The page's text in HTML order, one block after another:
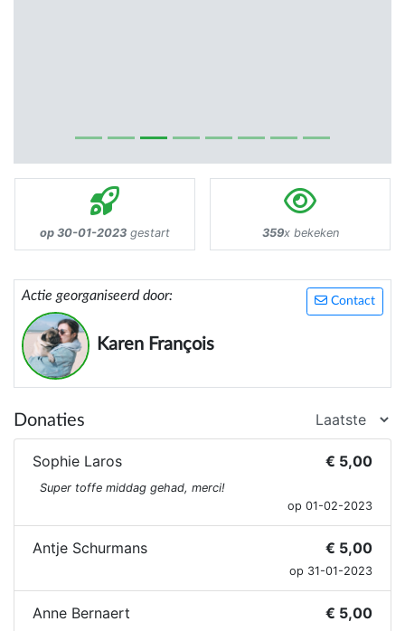
op 30-01-2023 gestart 359x bekeken
Contact
Actie georganiseerd door:
Karen François
Donaties
Sophie Laros € 5,00
Super toffe middag gehad, merci!
op 01-02-2023
Antje Schurmans € 5,00
op 31-01-2023
Anne Bernaert € 5,00